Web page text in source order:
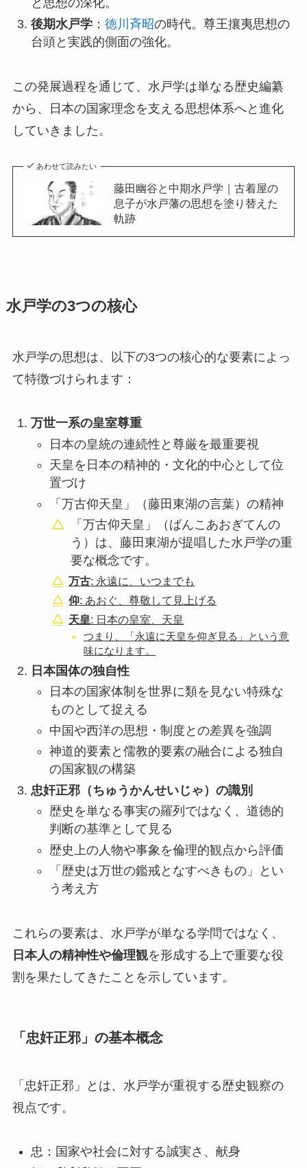
と思想の深化。
後期水戸学： 徳川斉昭の時代。尊王攘夷思想の
台頭と実践的側面の強化。
この発展過程を通じて、水戸学は単なる歴史編纂
から、日本の国家理念を支える思想体系へと進化
していきました。
あわせて読みたい
藤田幽谷と中期水戸学｜古着屋の
息子が水戸藩の思想を塗り替えた
軌跡
水戸学の3つの核心
水戸学の思想は、以下の3つの核心的な要素によっ
て特徴づけられます：
万世一系の皇室尊重
日本の皇統の連続性と尊厳を最重要視
天皇を日本の精神的・文化的中心として位
置づけ
「万古仰天皇」（藤田東湖の言葉）の精神
「万古仰天皇」（ばんこあおぎてんの
う）は、藤田東湖が提唱した水戸学の重
要な概念です。
万古: 永遠に、いつまでも
仰: あおぐ、尊敬して見上げる
天皇: 日本の皇室、天皇
つまり、「永遠に天皇を仰ぎ見る」という意
味になります。
日本国体の独自性
日本の国家体制を世界に類を見ない特殊な
ものとして捉える
中国や西洋の思想・制度との差異を強調
神道的要素と儒教的要素の融合による独自
の国家観の構築
忠奸正邪（ちゅうかんせいじゃ）の識別
歴史を単なる事実の羅列ではなく、道徳的
判断の基準として見る
歴史上の人物や事象を倫理的観点から評価
「歴史は万世の鑑戒となすべきもの」とい
う考え方
これらの要素は、水戸学が単なる学問ではなく、
日本人の精神性や倫理観を形成する上で重要な役
割を果たしてきたことを示しています。
「忠奸正邪」の基本概念
「忠奸正邪」とは、水戸学が重視する歴史観察の
視点です。
忠：国家や社会に対する誠実さ、献身